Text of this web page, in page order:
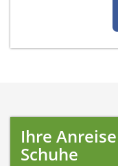
Ihre
Schuhe